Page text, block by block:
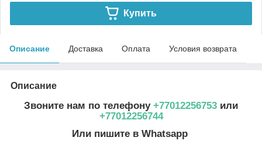
Купить
Описание Доставка Оплата Условия возврата
Описание
Звоните нам по телефону +77012256753 или
+77012256744
Или пишите в Whatsapp